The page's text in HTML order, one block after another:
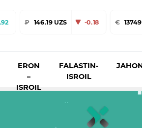
₽ 146.19 UZS -0.18 €
ERON
–
ISROIL
FALASTIN-
ISROIL